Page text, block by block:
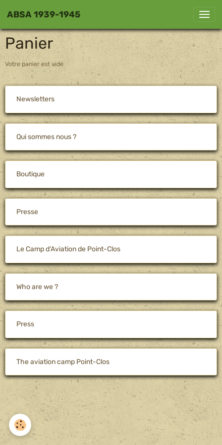
ABSA 1939-1945
Panier
Votre panier est vide
Newsletters
Qui sommes nous ?
Boutique
Presse
Le Camp d'Aviation de Point-Clos
Who are we ?
Press
The aviation camp Point-Clos